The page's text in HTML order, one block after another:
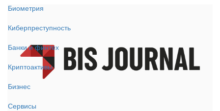
Биометрия
Киберпреступность
Банки и финтех
Криптоактивы
Бизнес
Сервисы